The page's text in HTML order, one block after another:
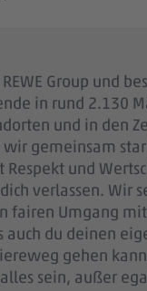
REWE Group und
in rund 2.130
und in den
gemeinsam
Respekt und
verlassen. Wir
fairen Umgang
auch du deinen
gehen
sein, außer